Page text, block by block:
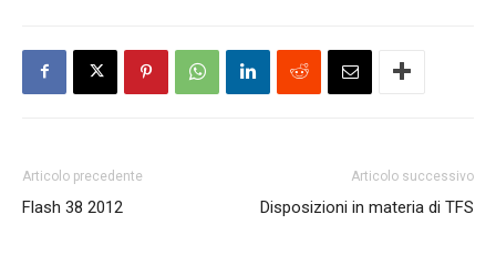
Articolo precedente
Flash 38 2012
Articolo successivo
Disposizioni in materia di TFS